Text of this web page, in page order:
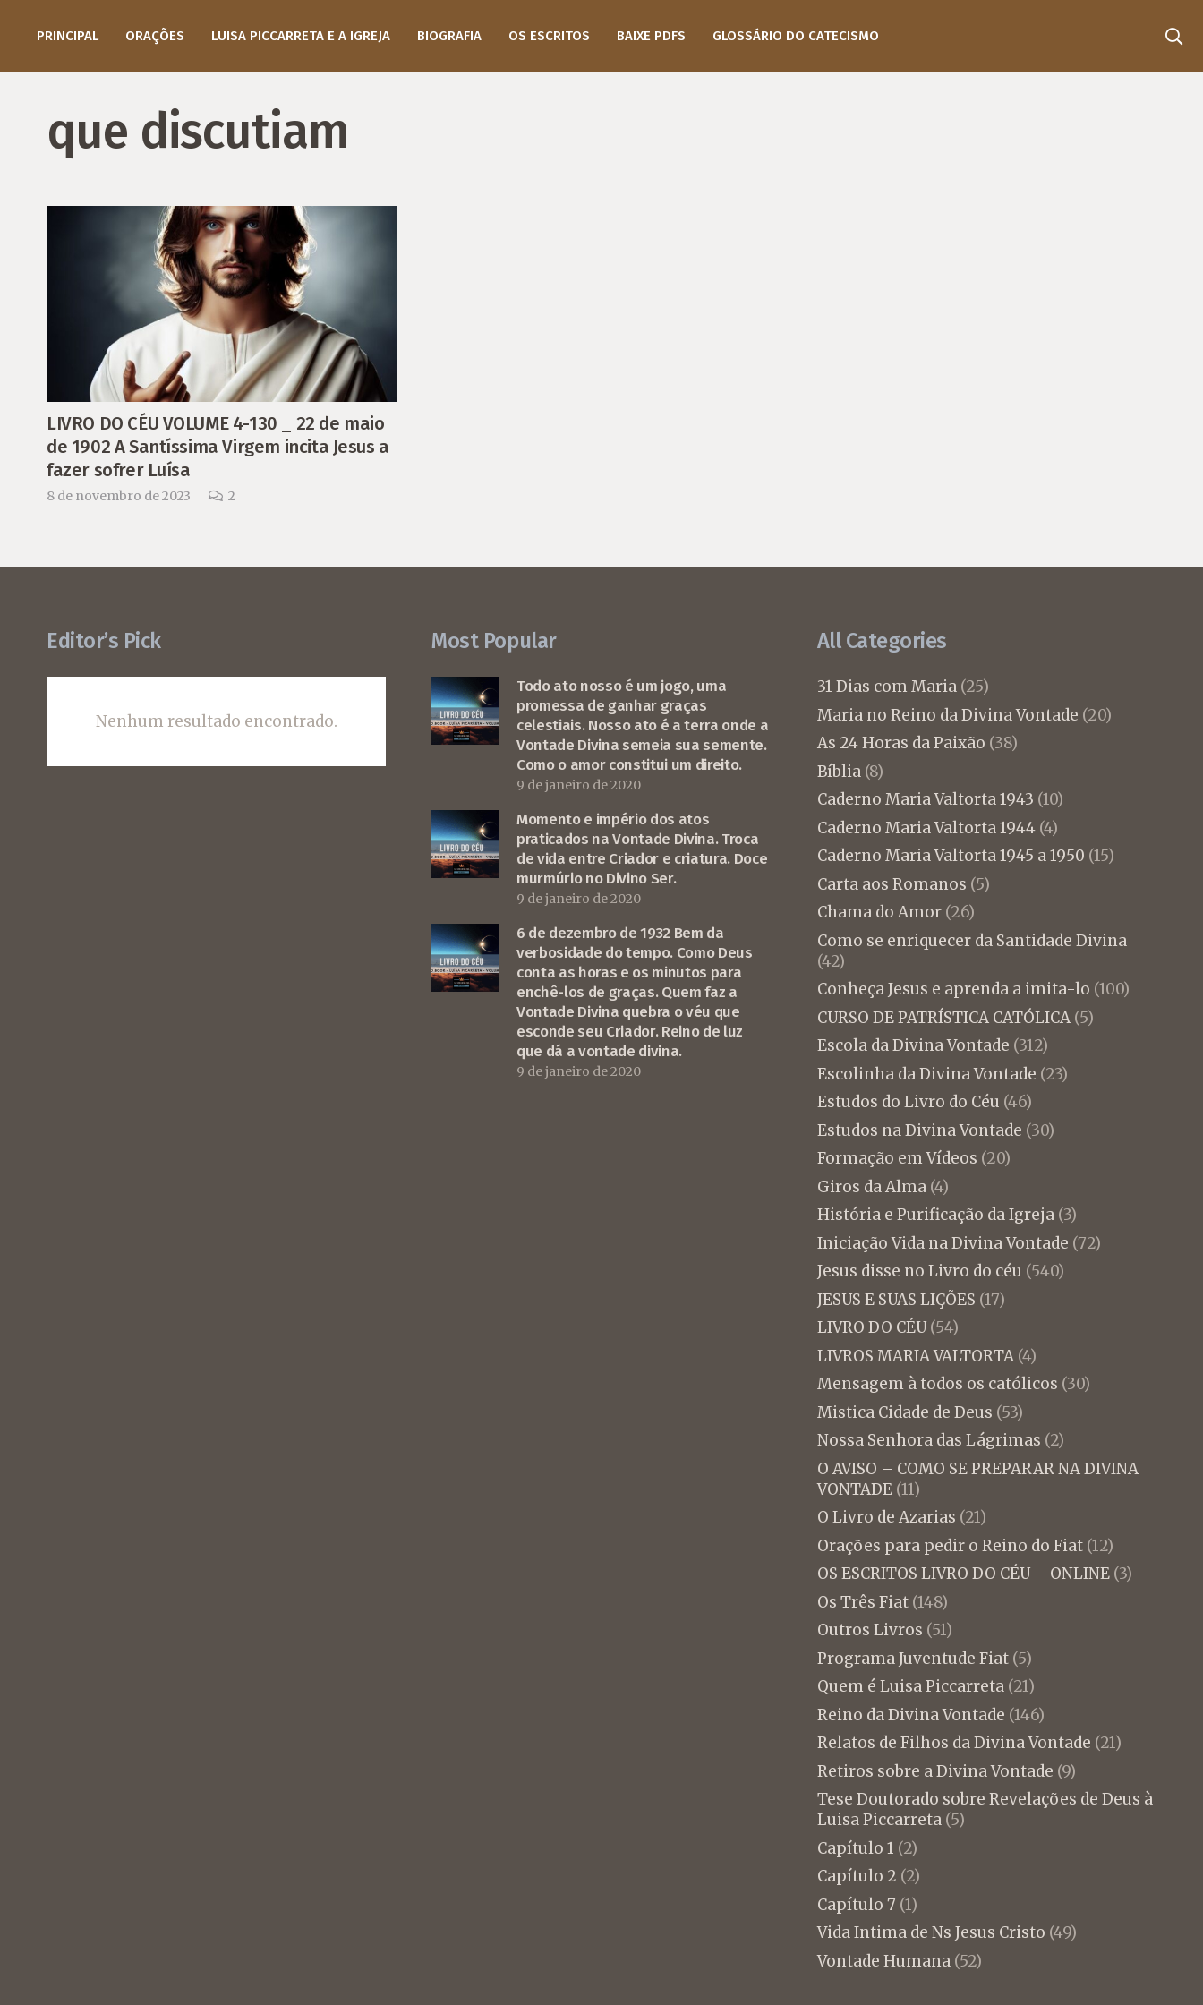
PRINCIPAL ORAÇÕES LUISA PICCARRETA E A IGREJA BIOGRAFIA OS ESCRITOS BAIXE PDFS GLOSSÁRIO DO CATECISMO
que discutiam
LIVRO DO CÉU VOLUME 4-130 _ 22 de maio
de 1902 A Santíssima Virgem incita Jesus a
fazer sofrer Luísa
8 de novembro de 2023 2Comentários
Editor’s Pick
Nenhum resultado encontrado.
Most Popular
Todo ato nosso é um jogo, uma
promessa de ganhar graças
celestiais. Nosso ato é a terra onde a
Vontade Divina semeia sua semente.
Como o amor constitui um direito.
9 de janeiro de 2020
Momento e império dos atos
praticados na Vontade Divina. Troca
de vida entre Criador e criatura. Doce
murmúrio no Divino Ser.
9 de janeiro de 2020
6 de dezembro de 1932 Bem da
verbosidade do tempo. Como Deus
conta as horas e os minutos para
enchê-los de graças. Quem faz a
Vontade Divina quebra o véu que
esconde seu Criador. Reino de luz
que dá a vontade divina.
9 de janeiro de 2020
All Categories
31 Dias com Maria(25)
Maria no Reino da Divina Vontade (20)
As 24 Horas da Paixão (38)
Bíblia(8)
Caderno Maria Valtorta 1943 (10)
Caderno Maria Valtorta 1944(4)
Caderno Maria Valtorta 1945 a 1950 (15)
Carta aos Romanos (5)
Chama do Amor(26)
Como se enriquecer da Santidade Divina
(42)
Conheça Jesus e aprenda a imita-lo (100)
CURSO DE PATRÍSTICA CATÓLICA(5)
Escola da Divina Vontade (312)
Escolinha da Divina Vontade (23)
Estudos do Livro do Céu (46)
Estudos na Divina Vontade (30)
Formação em Vídeos (20)
Giros da Alma(4)
História e Purificação da Igreja(3)
Iniciação Vida na Divina Vontade (72)
Jesus disse no Livro do céu (540)
JESUS E SUAS LIÇÕES (17)
LIVRO DO CÉU(54)
LIVROS MARIA VALTORTA(4)
Mensagem à todos os católicos (30)
Mistica Cidade de Deus (53)
Nossa Senhora das Lágrimas (2)
O AVISO – COMO SE PREPARAR NA DIVINA
VONTADE(11)
O Livro de Azarias (21)
Orações para pedir o Reino do Fiat(12)
OS ESCRITOS LIVRO DO CÉU – ONLINE(3)
Os Três Fiat(148)
Outros Livros (51)
Programa Juventude Fiat(5)
Quem é Luisa Piccarreta(21)
Reino da Divina Vontade (146)
Relatos de Filhos da Divina Vontade (21)
Retiros sobre a Divina Vontade (9)
Tese Doutorado sobre Revelações de Deus à
Luisa Piccarreta(5)
Capítulo 1 (2)
Capítulo 2 (2)
Capítulo 7 (1)
Vida Intima de Ns Jesus Cristo (49)
Vontade Humana(52)